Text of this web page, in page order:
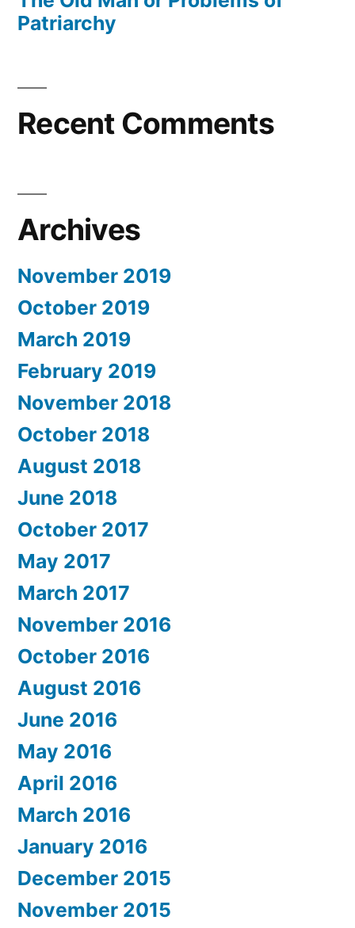
Patriarchy
Recent Comments
Archives
November 2019
October 2019
March 2019
February 2019
November 2018
October 2018
August 2018
June 2018
October 2017
May 2017
March 2017
November 2016
October 2016
August 2016
June 2016
May 2016
April 2016
March 2016
January 2016
December 2015
November 2015